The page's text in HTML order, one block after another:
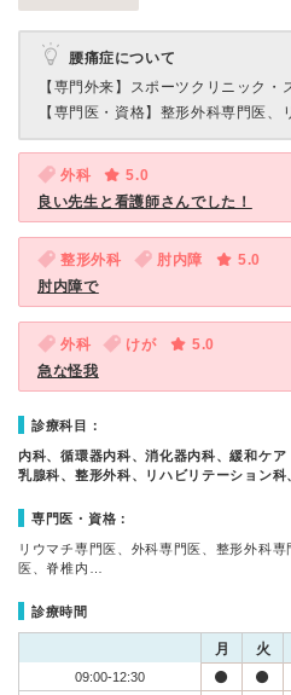
腰痛症について
【専門外来】 スポーツクリニック・
【専門医・資格】 整形外科専門医、
外科
5.0
良い先生と看護師さんでした！
整形外科 肘内障
5.0
肘内障で
外科 けが
5.0
急な怪我
診療科目：
内科、循環器内科、消化器内科、緩和ケア
乳腺科、整形外科、リハビリテーション
専門医・資格：
リウマチ専門医、外科専門医、整形外科
医、脊椎内…
診療時間
月 火
09:00-12:30